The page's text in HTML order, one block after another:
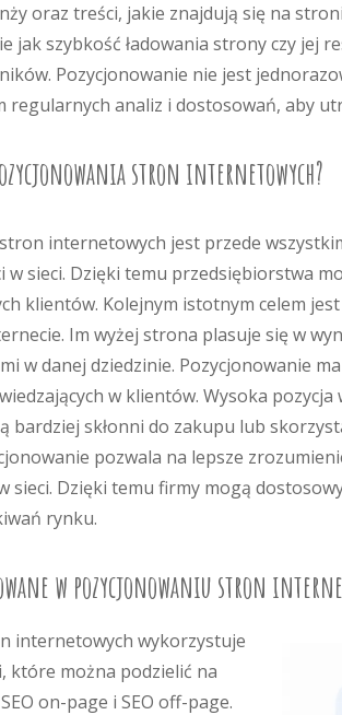
oraz treści, jakie znajdują się na
jak szybkość ładowania strony czy jej
Pozycjonowanie nie jest
regularnych analiz i dostosowań, aby
stron internetowych?
internetowych jest przede
w sieci. Dzięki temu przedsiębiorstwa
klientów. Kolejnym istotnym celem
Im wyżej strona plasuje się w
w danej dziedzinie. Pozycjonowanie
w klientów. Wysoka
bardziej skłonni do zakupu lub
pozwala na lepsze
sieci. Dzięki temu firmy mogą
rynku.
w pozycjonowaniu stron
internetowych wykorzystuje
które można podzielić na
on-page i SEO off-page.